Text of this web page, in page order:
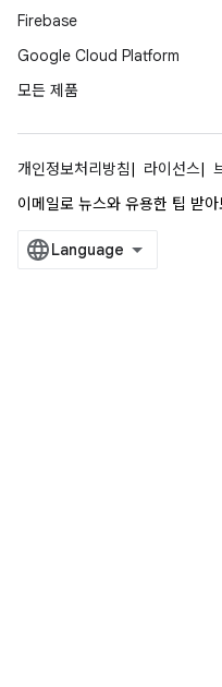
Firebase
Google Cloud Platform
모든 제품
개인정보처리방침 라이선스
이메일로 뉴스와 유용한 팁 받아